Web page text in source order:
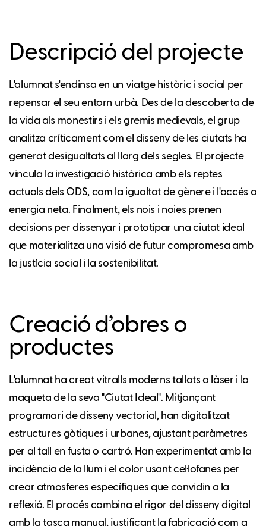
Descripció del projecte
L'alumnat s'endinsa en un viatge històric i social per
repensar el seu entorn urbà. Des de la descoberta de
la vida als monestirs i els gremis medievals, el grup
analitza críticament com el disseny de les ciutats ha
generat desigualtats al llarg dels segles. El projecte
vincula la investigació històrica amb els reptes
actuals dels ODS, com la igualtat de gènere i l'accés a
energia neta. Finalment, els nois i noies prenen
decisions per dissenyar i prototipar una ciutat ideal
que materialitza una visió de futur compromesa amb
la justícia social i la sostenibilitat.
Creació d’obres o
productes
L'alumnat ha creat vitralls moderns tallats a làser i la
maqueta de la seva "Ciutat Ideal". Mitjançant
programari de disseny vectorial, han digitalitzat
estructures gòtiques i urbanes, ajustant paràmetres
per al tall en fusta o cartró. Han experimentat amb la
incidència de la llum i el color usant cel·lofanes per
crear atmosferes específiques que convidin a la
reflexió. El procés combina el rigor del disseny digital
amb la tasca manual, justificant la fabricació com a